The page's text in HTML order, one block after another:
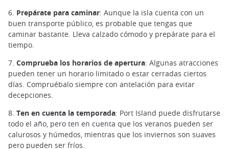
6. Prepárate para caminar: Aunque la isla cuenta con un
buen transporte público, es probable que tengas que
caminar bastante. Lleva calzado cómodo y prepárate para el
tiempo.
7. Comprueba los horarios de apertura: Algunas atracciones
pueden tener un horario limitado o estar cerradas ciertos
días. Compruébalo siempre con antelación para evitar
decepciones.
8. Ten en cuenta la temporada: Port Island puede disfrutarse
todo el año, pero ten en cuenta que los veranos pueden ser
calurosos y húmedos, mientras que los inviernos son suaves
pero pueden ser fríos.